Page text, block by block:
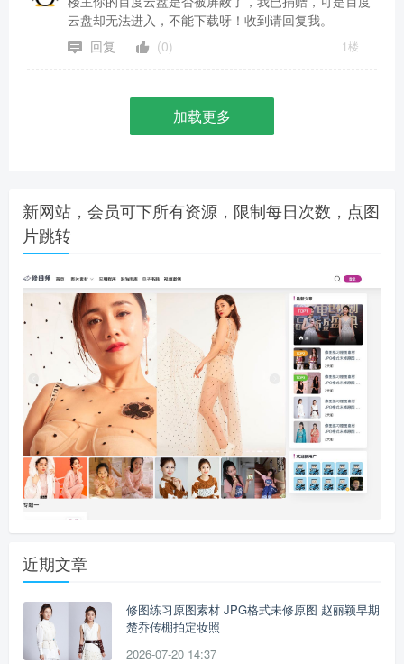
云盘却无法进入，不能下载呀！收到请回复我。
1楼
回复 (0)
加载更多
新网站，会员可下所有资源，限制每日次数，点图
片跳转
近期文章
修图练习原图素材 JPG格式未修原图 赵丽颖早期
楚乔传棚拍定妆照
2026-07-20 14:37